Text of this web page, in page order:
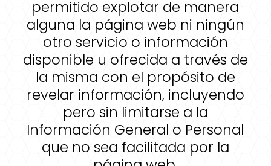
permitido explotar de manera
alguna la página web ni ningún
otro servicio o información
disponible u ofrecida a través de
la misma con el propósito de
revelar información, incluyendo
pero sin limitarse a la
Información General o Personal
que no sea facilitada por la